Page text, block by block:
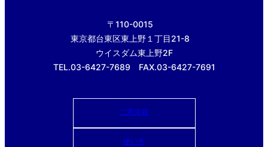
〒110-0015
東京都台東区東上野１丁目21-8
ウイスダム東上野2F
TEL.03-6427-7689 FAX.03-6427-7691
ご意見箱
使い方